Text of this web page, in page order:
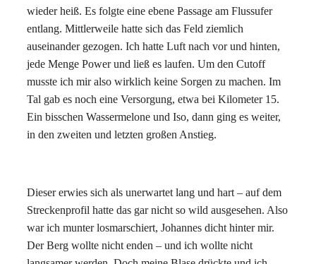
wieder heiß. Es folgte eine ebene Passage am Flussufer
entlang. Mittlerweile hatte sich das Feld ziemlich
auseinander gezogen. Ich hatte Luft nach vor und hinten,
jede Menge Power und ließ es laufen. Um den Cutoff
musste ich mir also wirklich keine Sorgen zu machen. Im
Tal gab es noch eine Versorgung, etwa bei Kilometer 15.
Ein bisschen Wassermelone und Iso, dann ging es weiter,
in den zweiten und letzten großen Anstieg.
Dieser erwies sich als unerwartet lang und hart – auf dem
Streckenprofil hatte das gar nicht so wild ausgesehen. Also
war ich munter losmarschiert, Johannes dicht hinter mir.
Der Berg wollte nicht enden – und ich wollte nicht